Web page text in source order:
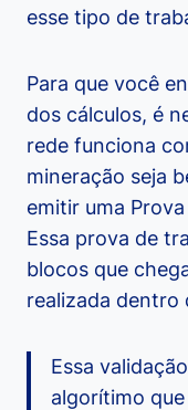
esse tipo de
Para que você
dos cálculos, é
rede funciona
mineração seja
emitir uma
Essa prova de
blocos que
realizada dentro
Essa
algorítimo